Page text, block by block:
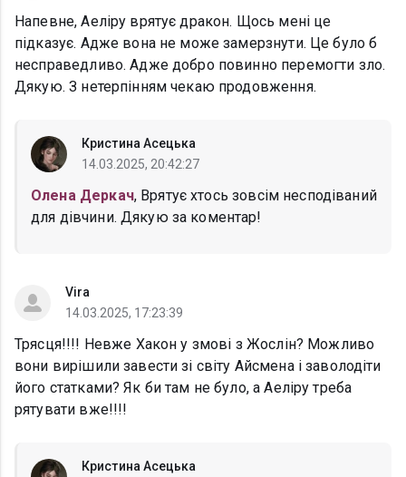
Напевне, Аеліру врятує дракон. Щось мені це
підказує. Адже вона не може замерзнути. Це було б
несправедливо. Адже добро повинно перемогти зло.
Дякую. З нетерпінням чекаю продовження.
Кристина Асецька
14.03.2025, 20:42:27
Олена Деркач, Врятує хтось зовсім несподіваний
для дівчини. Дякую за коментар!
Vira
14.03.2025, 17:23:39
Трясця!!!! Невже Хакон у змові з Жослін? Можливо
вони вирішили завести зі світу Айсмена і заволодіти
його статками? Як би там не було, а Аеліру треба
рятувати вже!!!!
Кристина Асецька